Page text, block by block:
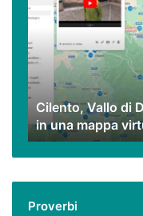
di
Diano
ed
Alburni
(e
dintorni)
una
mappa
virtuale
nostri
Cilento, Vallo di
in una mappa
Proverbi